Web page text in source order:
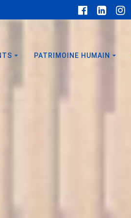
PATRIMOINE HUMAIN